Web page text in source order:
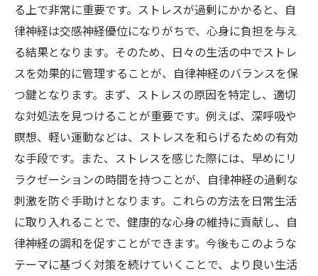
る上で非常に重要です。ストレスが過剰にかかると、自
律神経は交感神経優位になりがちで、心身に負担を与え
る結果となります。そのため、日々の生活の中でストレ
スを効果的に管理することが、自律神経のバランスを保
つ鍵となります。まず、ストレスの原因を特定し、適切
な対処法を見つけることが重要です。例えば、深呼吸や
瞑想、軽い運動などは、ストレスを和らげるための有効
な手段です。また、ストレスを感じた際には、早めにリ
ラクゼーションの時間を持つことが、自律神経の過剰な
刺激を防ぐ手助けとなります。これらの方法を日常生活
に取り入れることで、健康的な心身の維持に貢献し、自
律神経の調和を促すことができます。今後もこのような
テーマに基づく対策を続けていくことで、より良い生活